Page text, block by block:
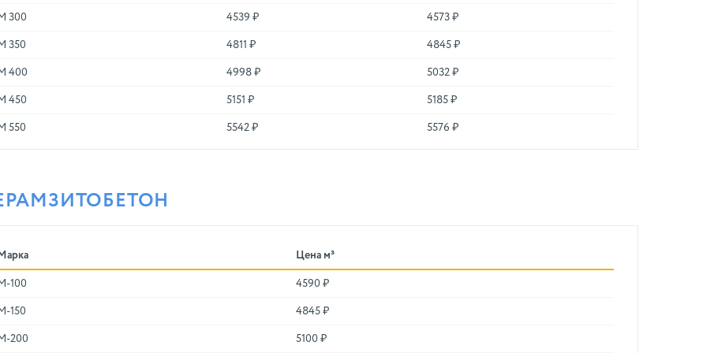
300 4539 ₽ 4573 ₽
350 4811 ₽ 4845 ₽
400 4998 ₽ 5032 ₽
450 5151 ₽ 5185 ₽
550 5542 ₽ 5576 ₽
Цена м³
100 4590 ₽
150 4845 ₽
200 5100 ₽